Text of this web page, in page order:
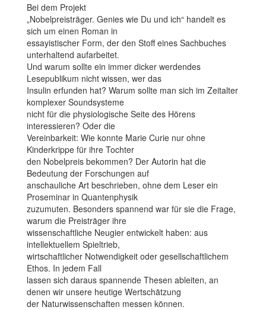
Bei dem Projekt
„Nobelpreisträger. Genies wie Du und ich“ handelt es
sich um einen Roman in
essayistischer Form, der den Stoff eines Sachbuches
unterhaltend aufarbeitet.
Und warum sollte ein immer dicker werdendes
Lesepublikum nicht wissen, wer das
Insulin erfunden hat? Warum sollte man sich im Zeitalter
komplexer Soundsysteme
nicht für die physiologische Seite des Hörens
interessieren? Oder die
Vereinbarkeit: Wie konnte Marie Curie nur ohne
Kinderkrippe für ihre Tochter
den Nobelpreis bekommen? Der Autorin hat die
Bedeutung der Forschungen auf
anschauliche Art beschrieben, ohne dem Leser ein
Proseminar in Quantenphysik
zuzumuten. Besonders spannend war für sie die Frage,
warum die Preisträger ihre
wissenschaftliche Neugier entwickelt haben: aus
intellektuellem Spieltrieb,
wirtschaftlicher Notwendigkeit oder gesellschaftlichem
Ethos. In jedem Fall
lassen sich daraus spannende Thesen ableiten, an
denen wir unsere heutige Wertschätzung
der Naturwissenschaften messen können.